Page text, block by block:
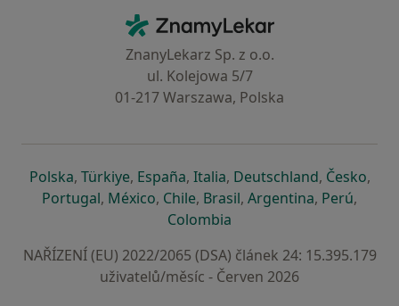
ZnamyLekar - Hlavní stránka
ZnanyLekarz Sp. z o.o.
ul. Kolejowa 5/7
01-217 Warszawa, Polska
Polskase otevře v nové záložce
, Türkiyese otevře v nové záložce
, Españase otevře v nové záložce
, Italiase otevře v nové záložce
, Deutschlandse otevře v
, Českose
,
Portugalse otevře v nové záložce
, Méxicose otevře v nové záložce
, Chilese otevře v nové záložce
, Brasilse otevře v nové
, Argentinase otevře v
, Perúse
,
Colombia
NAŘÍZENÍ (EU) 2022/2065 (DSA) článek 24: 15.395.179
uživatelů/měsíc - Červen 2026